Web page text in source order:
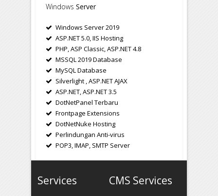
Windows Server
Windows Server 2019
ASP.NET 5.0, IIS Hosting
PHP, ASP Classic, ASP.NET 4.8
MSSQL 2019 Database
MySQL Database
Silverlight , ASP.NET AJAX
ASP.NET, ASP.NET 3.5
DotNetPanel Terbaru
Frontpage Extensions
DotNetNuke Hosting
Perlindungan Anti-virus
POP3, IMAP, SMTP Server
Services CMS Services